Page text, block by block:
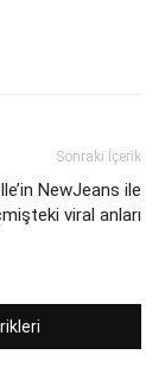
Sonraki İçerik
NewJeans ile
viral anları